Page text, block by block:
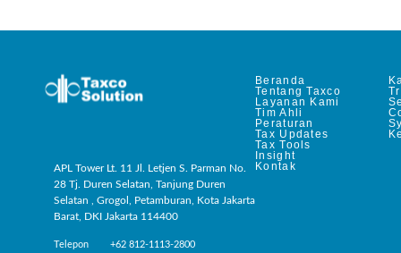
APL Tower Lt. 11 Jl. Letjen S. Parman No.
28 Tj. Duren Selatan, Tanjung Duren
Selatan , Grogol, Petamburan, Kota Jakarta
Barat, DKI Jakarta 114400
Telepon +62 812-1113-2800
Beranda
Tentang Taxco
Layanan Kami
Tim Ahli
Peraturan
Tax Updates
Tax Tools
Insight
Kontak